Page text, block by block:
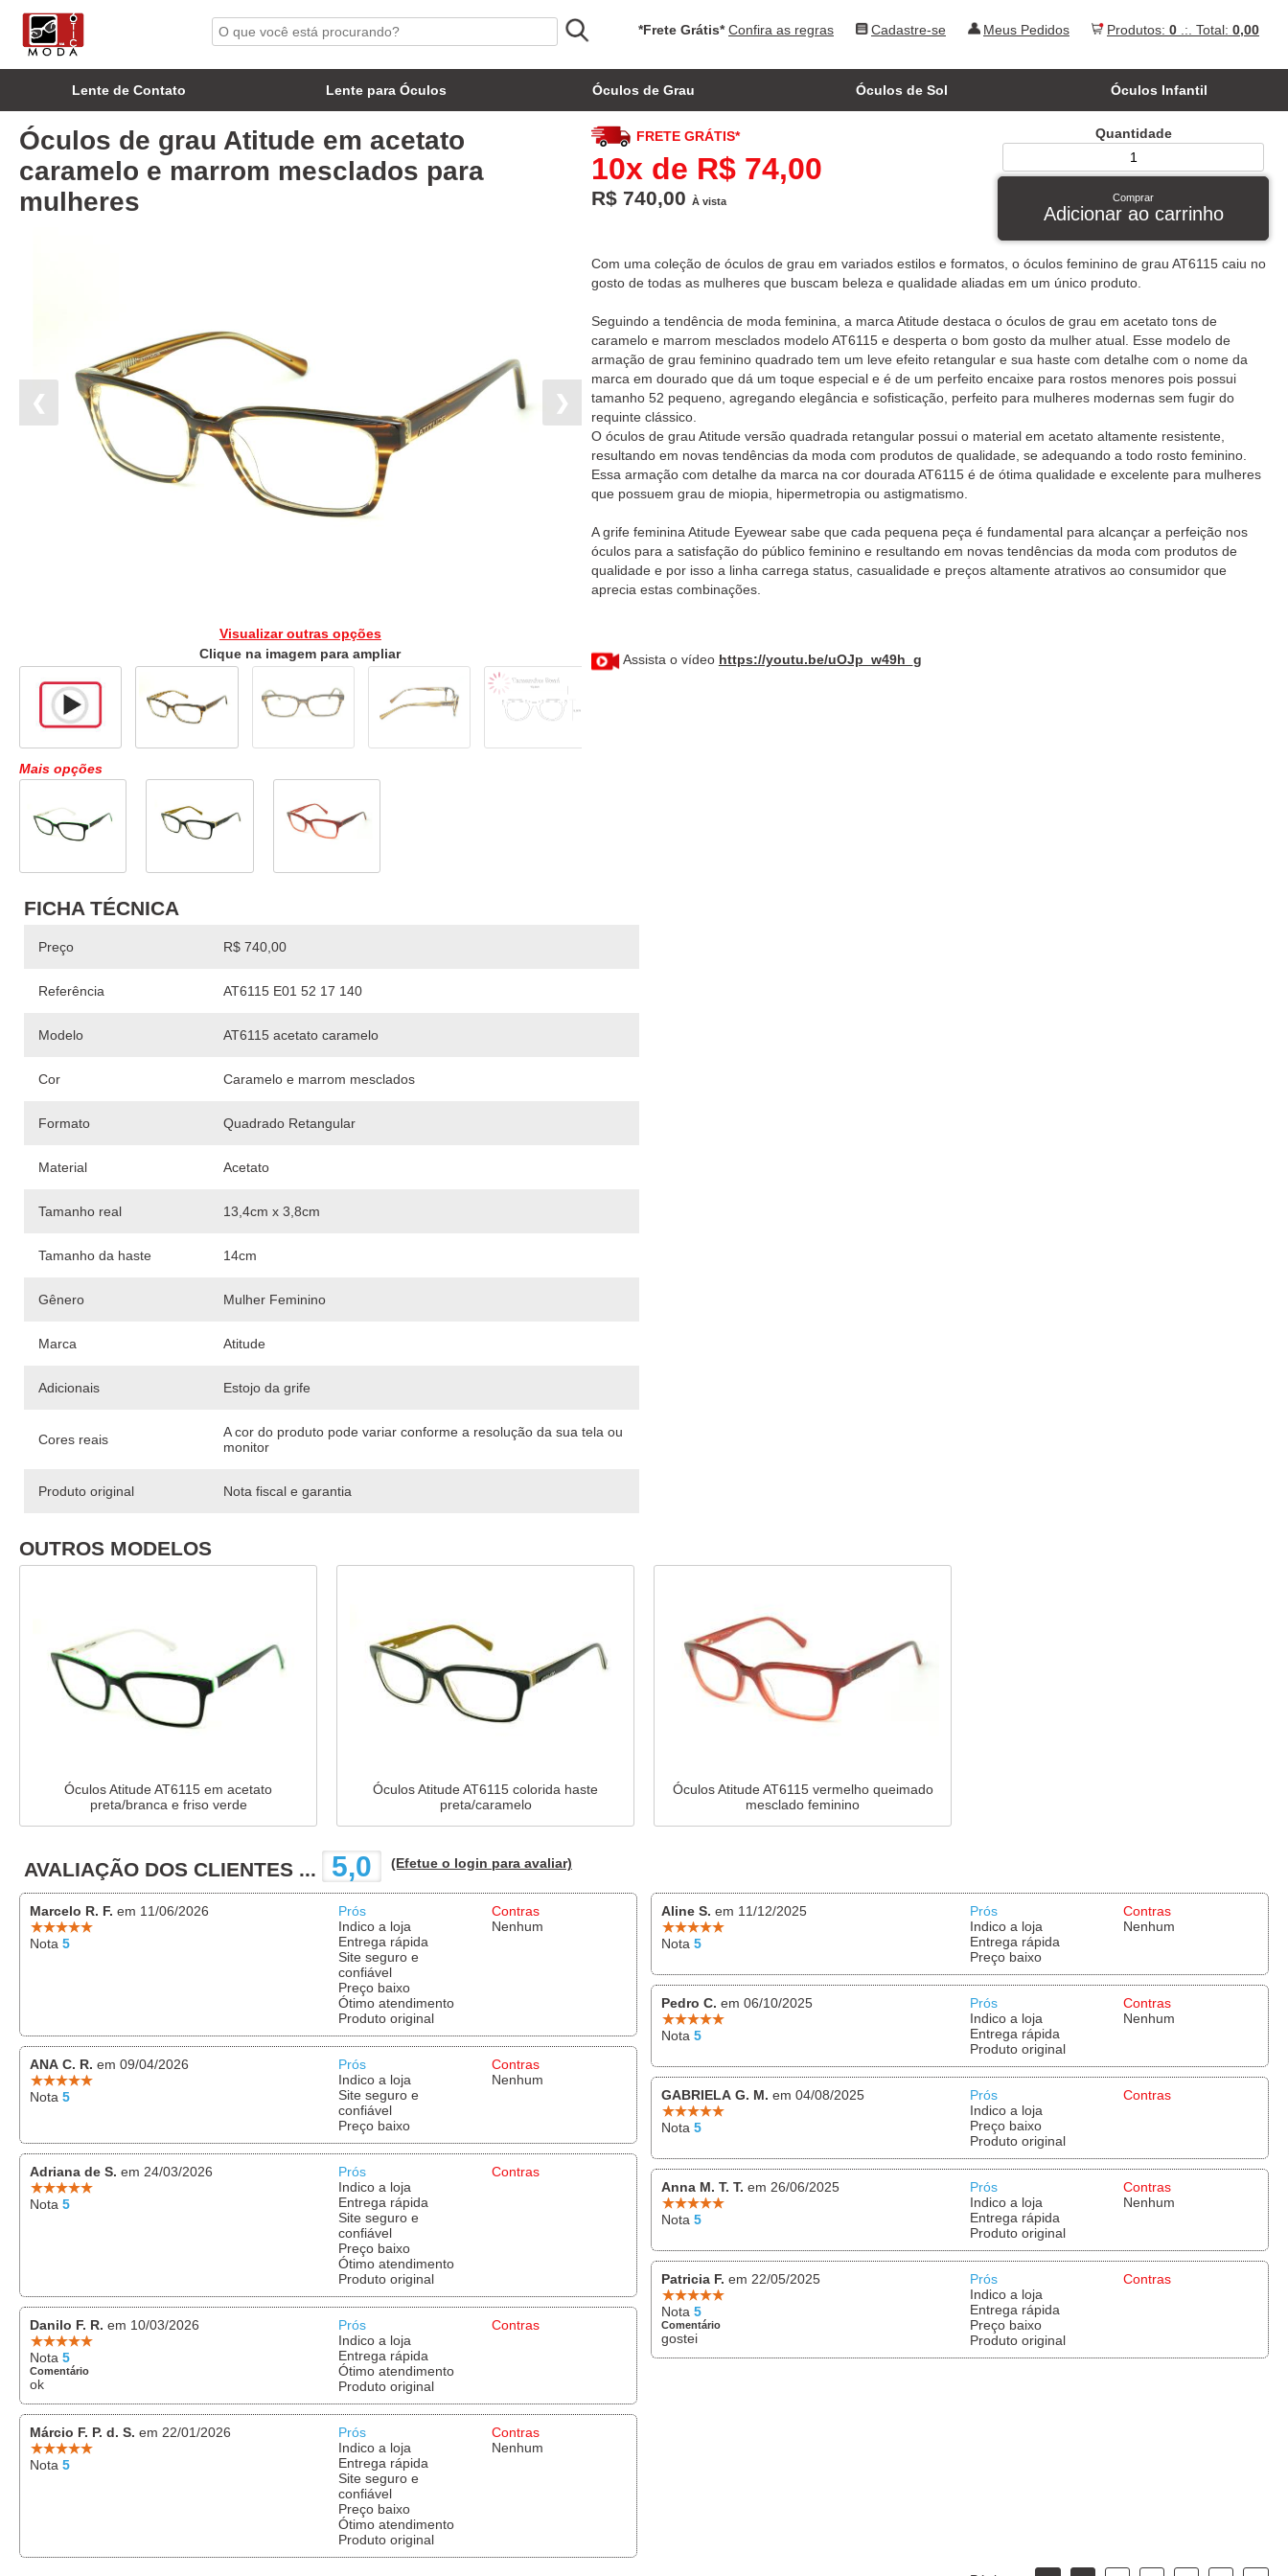
Produtos: 0 .:. Total: 0,00
Meus Pedidos
Cadastre-se
*Frete Grátis* Confira as regras
Lente de Contato Lente para Óculos Óculos de Grau Óculos de Sol Óculos Infantil
Óculos de grau Atitude em acetato
caramelo e marrom mesclados para
mulheres
❮ ❯
Visualizar outras opções
Clique na imagem para ampliar
FRETE GRÁTIS*
10x de R$ 74,00
R$ 740,00 À vista
Quantidade
Comprar
Adicionar ao carrinho
Com uma coleção de óculos de grau em variados estilos e formatos, o óculos feminino de grau AT6115 caiu no
gosto de todas as mulheres que buscam beleza e qualidade aliadas em um único produto.
Seguindo a tendência de moda feminina, a marca Atitude destaca o óculos de grau em acetato tons de
caramelo e marrom mesclados modelo AT6115 e desperta o bom gosto da mulher atual. Esse modelo de
armação de grau feminino quadrado tem um leve efeito retangular e sua haste com detalhe com o nome da
marca em dourado que dá um toque especial e é de um perfeito encaixe para rostos menores pois possui
tamanho 52 pequeno, agregando elegância e sofisticação, perfeito para mulheres modernas sem fugir do
requinte clássico.
O óculos de grau Atitude versão quadrada retangular possui o material em acetato altamente resistente,
resultando em novas tendências da moda com produtos de qualidade, se adequando a todo rosto feminino.
Essa armação com detalhe da marca na cor dourada AT6115 é de ótima qualidade e excelente para mulheres
que possuem grau de miopia, hipermetropia ou astigmatismo.
A grife feminina Atitude Eyewear sabe que cada pequena peça é fundamental para alcançar a perfeição nos
óculos para a satisfação do público feminino e resultando em novas tendências da moda com produtos de
qualidade e por isso a linha carrega status, casualidade e preços altamente atrativos ao consumidor que
aprecia estas combinações.
Assista o vídeo https://youtu.be/uOJp_w49h_g
Mais opções
FICHA TÉCNICA
Preço R$ 740,00
Referência AT6115 E01 52 17 140
Modelo AT6115 acetato caramelo
Cor Caramelo e marrom mesclados
Formato Quadrado Retangular
Material Acetato
Tamanho real 13,4cm x 3,8cm
Tamanho da haste 14cm
Gênero Mulher Feminino
Marca Atitude
Adicionais Estojo da grife
Cores reais
A cor do produto pode variar conforme a resolução da sua tela ou
monitor
Produto original Nota fiscal e garantia
OUTROS MODELOS
Óculos Atitude AT6115 em acetato
preta/branca e friso verde
Óculos Atitude AT6115 colorida haste
preta/caramelo
Óculos Atitude AT6115 vermelho queimado
mesclado feminino
AVALIAÇÃO DOS CLIENTES ... 5,0 (Efetue o login para avaliar)
Marcelo R. F. em 11/06/2026
Nota 5
Prós
Indico a loja
Entrega rápida
Site seguro e
confiável
Preço baixo
Ótimo atendimento
Produto original
Contras
Nenhum
ANA C. R. em 09/04/2026
Nota 5
Prós
Indico a loja
Site seguro e
confiável
Preço baixo
Contras
Nenhum
Adriana de S. em 24/03/2026
Nota 5
Prós
Indico a loja
Entrega rápida
Site seguro e
confiável
Preço baixo
Ótimo atendimento
Produto original
Contras
Danilo F. R. em 10/03/2026
Nota 5
Comentário
ok
Prós
Indico a loja
Entrega rápida
Ótimo atendimento
Produto original
Contras
Márcio F. P. d. S. em 22/01/2026
Nota 5
Prós
Indico a loja
Entrega rápida
Site seguro e
confiável
Preço baixo
Ótimo atendimento
Produto original
Contras
Nenhum
Aline S. em 11/12/2025
Nota 5
Prós
Indico a loja
Entrega rápida
Preço baixo
Contras
Nenhum
Pedro C. em 06/10/2025
Nota 5
Prós
Indico a loja
Entrega rápida
Produto original
Contras
Nenhum
GABRIELA G. M. em 04/08/2025
Nota 5
Prós
Indico a loja
Preço baixo
Produto original
Contras
Anna M. T. T. em 26/06/2025
Nota 5
Prós
Indico a loja
Entrega rápida
Produto original
Contras
Nenhum
Patricia F. em 22/05/2025
Nota 5
Comentário
gostei
Prós
Indico a loja
Entrega rápida
Preço baixo
Produto original
Contras